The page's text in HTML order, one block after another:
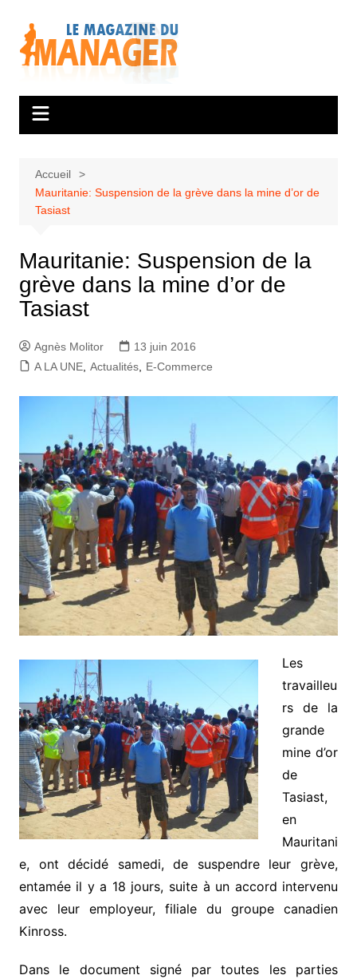
contenu
Accueil
Mauritanie: Suspension de la grève dans la mine d’or de
Tasiast
Mauritanie: Suspension de la
grève dans la mine d’or de
Tasiast
Agnès Molitor
13 juin 2016
A LA UNE, Actualités, E-Commerce
Les
travailleu
rs de la
grande
mine d’or
de
Tasiast,
en
Mauritani
e, ont décidé samedi, de suspendre leur grève,
entamée il y a 18 jours, suite à un accord intervenu
avec leur employeur, filiale du groupe canadien
Kinross.
Dans le document signé par toutes les parties